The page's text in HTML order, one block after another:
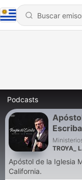
Podcasts
Escriba
TROYA_
Apóstol de la Iglesia
California.